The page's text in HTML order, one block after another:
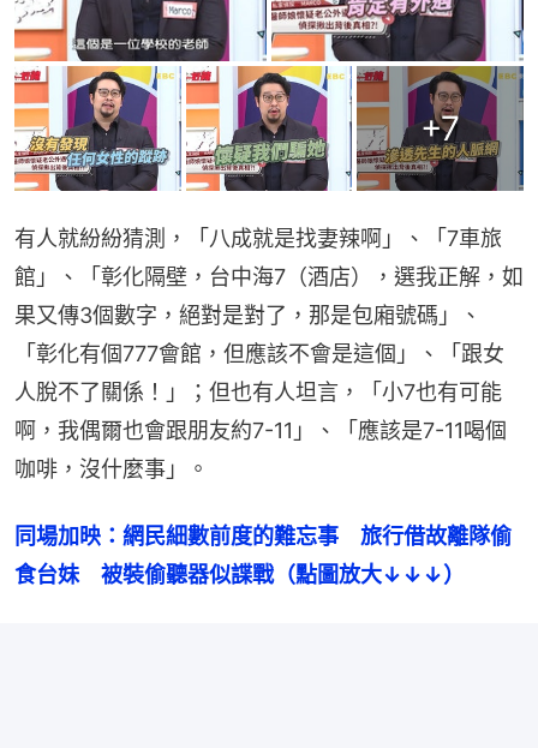
+7
有人就紛紛猜測，「八成就是找妻辣啊」、「7車旅
館」、「彰化隔壁，台中海7（酒店），選我正解，如
果又傳3個數字，絕對是對了，那是包廂號碼」、
「彰化有個777會館，但應該不會是這個」、「跟女
人脫不了關係！」；但也有人坦言，「小7也有可能
啊，我偶爾也會跟朋友約7-11」、「應該是7-11喝個
咖啡，沒什麼事」。
同場加映：網民細數前度的難忘事　旅行借故離隊偷
食台妹　被裝偷聽器似諜戰（點圖放大↓↓↓）